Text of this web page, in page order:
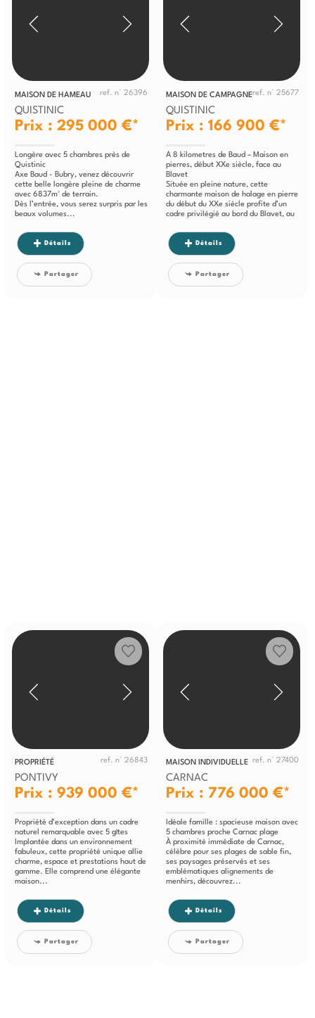
MAISON DE HAMEAU ref. n° 26396
QUISTINIC
Prix : 295 000 €*
Longère avec 5 chambres près de
Quistinic
Axe Baud - Bubry, venez découvrir
cette belle longère pleine de charme
avec 6837m² de terrain.
Dès l’entrée, vous serez surpris par les
beaux volumes...
Détails
Partager
MAISON DE CAMPAGNEref. n° 25677
QUISTINIC
Prix : 166 900 €*
À 8 kilometres de Baud – Maison en
pierres, début XXe siècle, face au
Blavet
Située en pleine nature, cette
charmante maison de halage en pierre
du début du XXe siècle profite d’un
cadre privilégié au bord du Blavet, au
Détails
Partager
PROPRIÉTÉ ref. n° 26843
PONTIVY
Prix : 939 000 €*
Propriété d’exception dans un cadre
naturel remarquable avec 5 gîtes
Implantée dans un environnement
fabuleux, cette propriété unique allie
charme, espace et prestations haut de
gamme. Elle comprend une élégante
maison...
Détails
Partager
MAISON INDIVIDUELLE ref. n° 27400
CARNAC
Prix : 776 000 €*
Idéale famille : spacieuse maison avec
5 chambres proche Carnac plage
À proximité immédiate de Carnac,
célèbre pour ses plages de sable fin,
ses paysages préservés et ses
emblématiques alignements de
menhirs, découvrez...
Détails
Partager